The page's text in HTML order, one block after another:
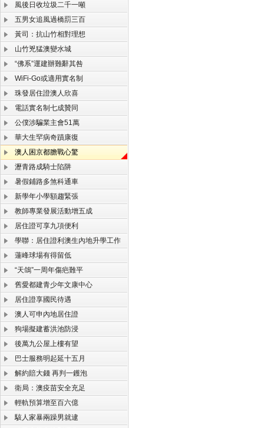
風後日收垃圾二千一噸
五男女追風過橋罰三百
黃司：抗山竹相對理想
山竹兇猛澳變水城
“佛系”運建辦難辭其咎
WiFi-Go或適用實名制
珠發居住證澳人欣喜
電話實名制七成贊同
公僕涉騙業主會51萬
華大生罕病奇蹟康復
澳人困京都膽戰心驚
瀝青路成騎士陷阱
暑假鋪路多煞科通車
新學年小學額趨緊張
教師專業發展活動增五成
居住證可享九項便利
學聯：居住證利澳生內地升學工作
蓮峰球場有得留低
“天鴿”一周年傷疤難平
舊愛都建青少年文康中心
居住證享國民待遇
澳人可申內地居住證
狗場擬建蓄洪池防浸
後萬九公屋上樓有望
巴士服務明起延十五月
解約賠大錢 再判一鑊泡
衛局：澳疫苗安全充足
輕軌預算增至百六億
駭人家暴兩躁男就逮